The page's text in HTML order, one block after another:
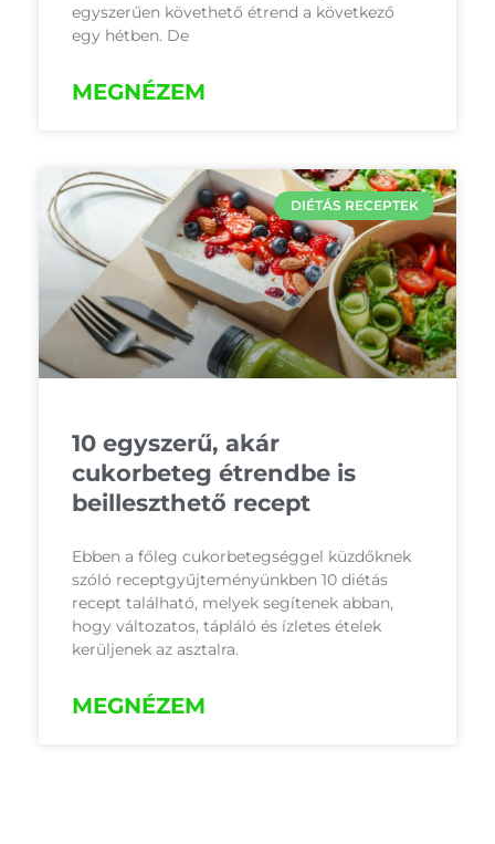
egyszerűen követhető étrend a következő
egy hétben. De
MEGNÉZEM
DIÉTÁS RECEPTEK
10 egyszerű, akár
cukorbeteg étrendbe is
beilleszthető recept
Ebben a főleg cukorbetegséggel küzdőknek
szóló receptgyűjteményünkben 10 diétás
recept található, melyek segítenek abban,
hogy változatos, tápláló és ízletes ételek
kerüljenek az asztalra.
MEGNÉZEM